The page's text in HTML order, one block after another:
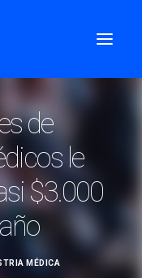
de
le
$3.000
MÉDICA